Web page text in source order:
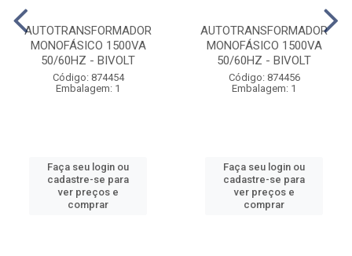
AUTOTRANSFORMADOR
MONOFÁSICO 1500VA
50/60HZ - BIVOLT
Código: 874454
Embalagem: 1
Faça seu login ou
cadastre-se para
ver preços e
comprar
AUTOTRANSFORMADOR
MONOFÁSICO 1500VA
50/60HZ - BIVOLT
Código: 874456
Embalagem: 1
Faça seu login ou
cadastre-se para
ver preços e
comprar